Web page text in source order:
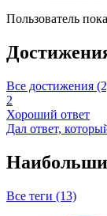
Пользователь
Все достижения
2
Хороший ответ
Дал ответ,
Все теги (13)